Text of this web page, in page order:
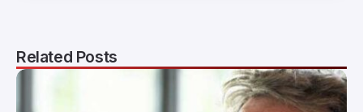
Related Posts